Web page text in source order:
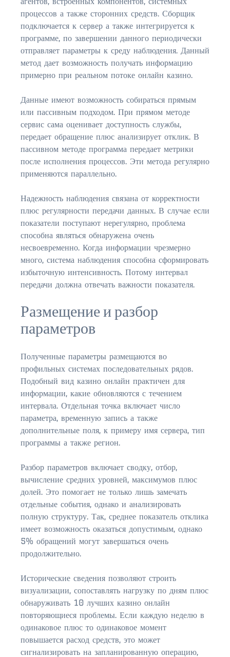
$2,000,000 and up
PRESALE TICKETS
процессов а также сторонних средств. Сборщик
подключается к сервер а также интегрируется к
программе, по завершении данного периодически
отправляет параметры к среду наблюдения. Данный
метод дает возможность получать информацию
примерно при реальном потоке онлайн казино.
Данные имеют возможность собираться прямым
или пассивным подходом. При прямом методе
сервис сама оценивает доступность службы,
передает обращение плюс анализирует отклик. В
пассивном методе программа передает метрики
после исполнения процессов. Эти метода регулярно
применяются параллельно.
Надежность наблюдения связана от корректности
плюс регулярности передачи данных. В случае если
показатели поступают нерегулярно, проблема
способна являться обнаружена очень
несвоевременно. Когда информации чрезмерно
много, система наблюдения способна сформировать
избыточную интенсивность. Потому интервал
передачи должна отвечать важности показателя.
Размещение и разбор
параметров
Полученные параметры размещаются во
профильных системах последовательных рядов.
Подобный вид казино онлайн практичен для
информации, какие обновляются с течением
интервала. Отдельная точка включает число
параметра, временную запись а также
дополнительные поля, к примеру имя сервера, тип
программы а также регион.
Разбор параметров включает сводку, отбор,
вычисление средних уровней, максимумов плюс
долей. Это помогает не только лишь замечать
отдельные события, однако и анализировать
полную структуру. Так, среднее показатель отклика
имеет возможность оказаться допустимым, однако
5% обращений могут завершаться очень
продолжительно.
Исторические сведения позволяют строить
визуализации, сопоставлять нагрузку по дням плюс
обнаруживать 10 лучших казино онлайн
повторяющиеся проблемы. Если каждую неделю в
одинаковое плюс то одинаковое момент
повышается расход средств, это может
сигнализировать на запланированную операцию,